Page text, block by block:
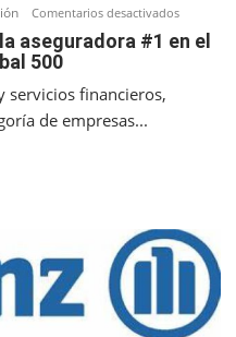
Comentarios desactivadosen
Allianz
el
ranking
Brand
Finance
Global
aseguradora #1 en el
500
servicios financieros,
de empresas...